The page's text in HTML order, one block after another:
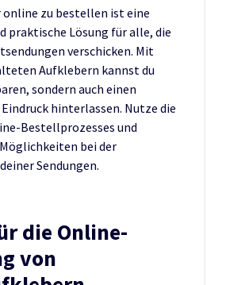
online zu bestellen ist eine
praktische Lösung für alle, die
verschicken. Mit
Aufklebern kannst du
sondern auch einen
hinterlassen. Nutze die
Bestellprozesses und
bei der
Sendungen.
die Online-
von